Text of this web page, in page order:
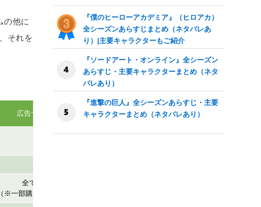
の他に
それを
広告つきABEMAプレミアム ABEMA de DAZN
月額4,200円
全ての対象作品が見放題
（※一部購入が必要なコンテンツあり）
『僕のヒーローアカデミア』（ヒロアカ）
全シーズンあらすじまとめ（ネタバレあ
り）|主要キャラクターもご紹介
『ソードアート・オンライン』全シーズン
あらすじ・主要キャラクターまとめ（ネタ
バレあり）
『進撃の巨人』全シーズンあらすじ・主要
キャラクターまとめ（ネタバレあり）